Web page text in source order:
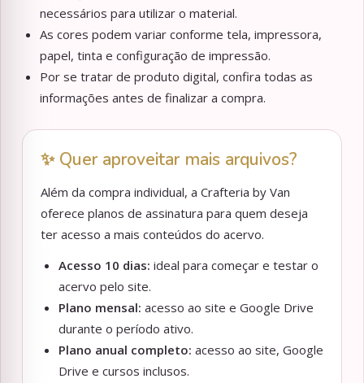
necessários para utilizar o material.
As cores podem variar conforme tela, impressora,
papel, tinta e configuração de impressão.
Por se tratar de produto digital, confira todas as
informações antes de finalizar a compra.
✨ Quer aproveitar mais arquivos?
Além da compra individual, a Crafteria by Van
oferece planos de assinatura para quem deseja
ter acesso a mais conteúdos do acervo.
Acesso 10 dias: ideal para começar e testar o
acervo pelo site.
Plano mensal: acesso ao site e Google Drive
durante o período ativo.
Plano anual completo: acesso ao site, Google
Drive e cursos inclusos.